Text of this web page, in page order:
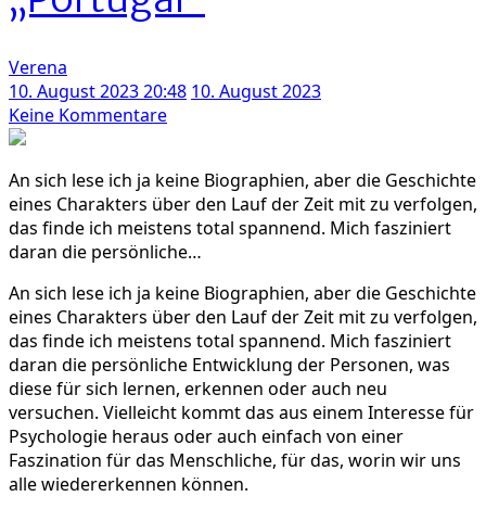
Verena
10. August 2023 20:48 10. August 2023
Keine Kommentarezu
Comic:
„Laura
Dean
und
wie
sie
immer
wieder
mit
mir
Schluss
macht“
und
„Portugal“
An sich lese ich ja keine Biographien, aber die Geschichte
eines Charakters über den Lauf der Zeit mit zu verfolgen,
das finde ich meistens total spannend. Mich fasziniert
daran die persönliche…
An sich lese ich ja keine Biographien, aber die Geschichte
eines Charakters über den Lauf der Zeit mit zu verfolgen,
das finde ich meistens total spannend. Mich fasziniert
daran die persönliche Entwicklung der Personen, was
diese für sich lernen, erkennen oder auch neu
versuchen. Vielleicht kommt das aus einem Interesse für
Psychologie heraus oder auch einfach von einer
Faszination für das Menschliche, für das, worin wir uns
alle wiedererkennen können.